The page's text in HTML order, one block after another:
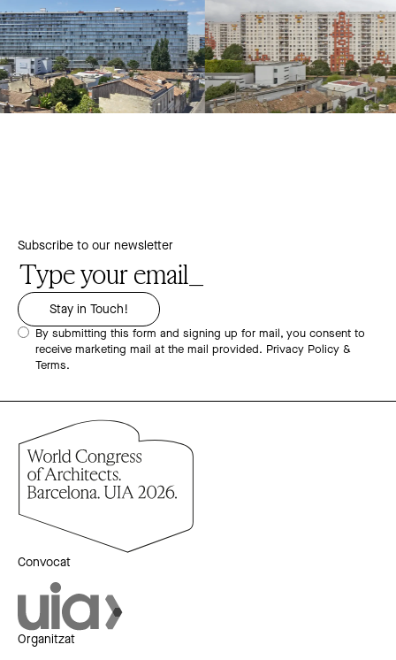
Subscribe to our newsletter
By submitting this form and signing up for mail, you consent to
receive marketing mail at the mail provided. Privacy Policy &
Terms.
Convocat
Organitzat